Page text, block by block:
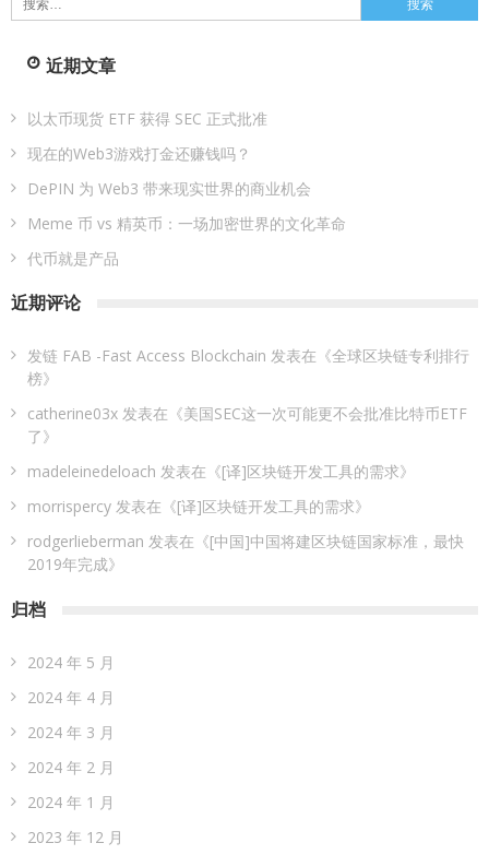
索：
近期文章
以太币现货 ETF 获得 SEC 正式批准
现在的Web3游戏打金还赚钱吗？
DePIN 为 Web3 带来现实世界的商业机会
Meme 币 vs 精英币：一场加密世界的文化革命
代币就是产品
近期评论
发链 FAB -Fast Access Blockchain 发表在《全球区块链专利排行
榜》
catherine03x 发表在《美国SEC这一次可能更不会批准比特币ETF
了》
madeleinedeloach 发表在《[译]区块链开发工具的需求》
morrispercy 发表在《[译]区块链开发工具的需求》
rodgerlieberman 发表在《[中国]中国将建区块链国家标准，最快
2019年完成》
归档
2024 年 5 月
2024 年 4 月
2024 年 3 月
2024 年 2 月
2024 年 1 月
2023 年 12 月